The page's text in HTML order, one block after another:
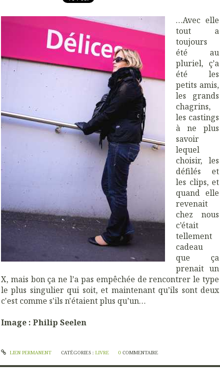
…Avec elle
tout a
toujours
été au
pluriel, ç’a
été les
petits amis,
les grands
chagrins,
les castings
à ne plus
savoir
lequel
choisir, les
défilés et
les clips, et
quand elle
revenait
chez nous
c’était
tellement
cadeau
que ça
prenait un
X, mais bon ça ne l’a pas empêchée de rencontrer le type
le plus singulier qui soit, et maintenant qu’ils sont deux
c'est comme s'ils n'étaient plus qu’un…
Image : Philip Seelen
LIEN PERMANENT CATÉGORIES : LIVRE 0 COMMENTAIRE